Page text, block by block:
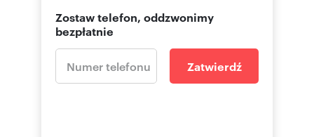
Zostaw telefon, oddzwonimy
bezpłatnie
Zatwierdź